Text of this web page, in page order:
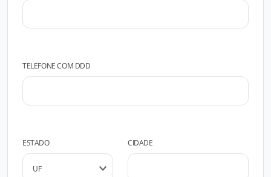
TELEFONE COM DDD
ESTADO CIDADE